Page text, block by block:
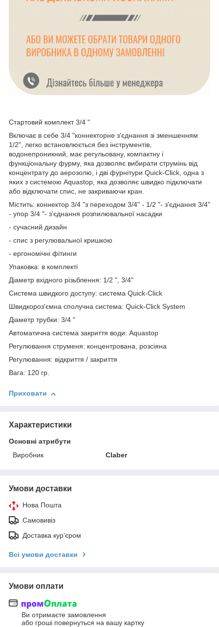
Стартовий комплект 3/4 "
Включає в себе 3/4 "коннекторне з'єднання зі зменшенням
1/2", легко встановлюється без інструментів,
водонепроникний, має регульовану, компактну і
функціональну фурму, яка дозволяє вибирати струмінь від
концентрату до аерозолю, і дві фурнітури Quick-Click, одна з
яких з системою Aquastop, яка дозволяє швидко підключати
або відключати спис, не закриваючи кран.
Містить: коннектор 3/4 "з переходом 3/4" - 1/2 "- з'єднання 3/4"
- упор 3/4 "- з'єднання розпилювальної насадки
- сучасний дизайн
- спис з регулювальної кришкою
- ергономічні фітинги
Упаковка: в комплекті
Діаметр вхідного різьблення: 1/2 ", 3/4"
Система швидкого доступу: система Quick-Click
Швидкороз'ємна сполучна система: Quick-Click System
Діаметр трубки: 3/4 "
Автоматична система закриття води: Aquastop
Регулювання струменя: концентрована, розсіяна
Регулювання: відкриття / закриття
Вага: 120 гр.
Приховати
Характеристики
Основні атрибути
Виробник
Claber
Умови доставки
Нова Пошта
Самовивіз
Доставка кур'єром
Всі умови доставки
Умови оплати
Ви отримаєте замовлення
або гроші повернуться на вашу картку